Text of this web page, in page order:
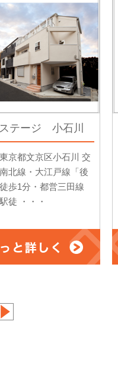
テージ 小石川
京都文京区小石川 交
北線・大江戸線「後
歩1分・都営三田線
徒 ・・・